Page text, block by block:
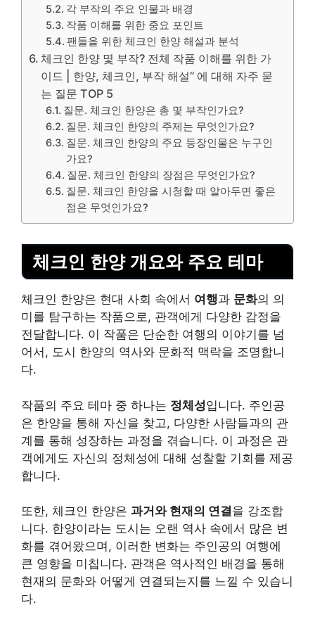
각 부작의 주요 인물과 배경
작품 이해를 위한 중요 포인트
팬들을 위한 체크인 한양 해설과 분석
체크인 한양 몇 부작? 전체 작품 이해를 위한 가
이드 | 한양, 체크인, 부작 해설” 에 대해 자주 묻
는 질문 TOP 5
질문. 체크인 한양은 총 몇 부작인가요?
질문. 체크인 한양의 주제는 무엇인가요?
질문. 체크인 한양의 주요 등장인물은 누구인
가요?
질문. 체크인 한양의 장점은 무엇인가요?
질문. 체크인 한양을 시청할 때 알아두면 좋은
점은 무엇인가요?
체크인 한양 개요와 주요 테마
체크인 한양은 현대 사회 속에서 여행과 문화의 의
미를 탐구하는 작품으로, 관객에게 다양한 감정을
전달합니다. 이 작품은 단순한 여행의 이야기를 넘
어서, 도시 한양의 역사와 문화적 맥락을 조명합니
다.
작품의 주요 테마 중 하나는 정체성입니다. 주인공
은 한양을 통해 자신을 찾고, 다양한 사람들과의 관
계를 통해 성장하는 과정을 겪습니다. 이 과정은 관
객에게도 자신의 정체성에 대해 성찰할 기회를 제공
합니다.
또한, 체크인 한양은 과거와 현재의 연결을 강조합
니다. 한양이라는 도시는 오랜 역사 속에서 많은 변
화를 겪어왔으며, 이러한 변화는 주인공의 여행에
큰 영향을 미칩니다. 관객은 역사적인 배경을 통해
현재의 문화와 어떻게 연결되는지를 느낄 수 있습니
다.